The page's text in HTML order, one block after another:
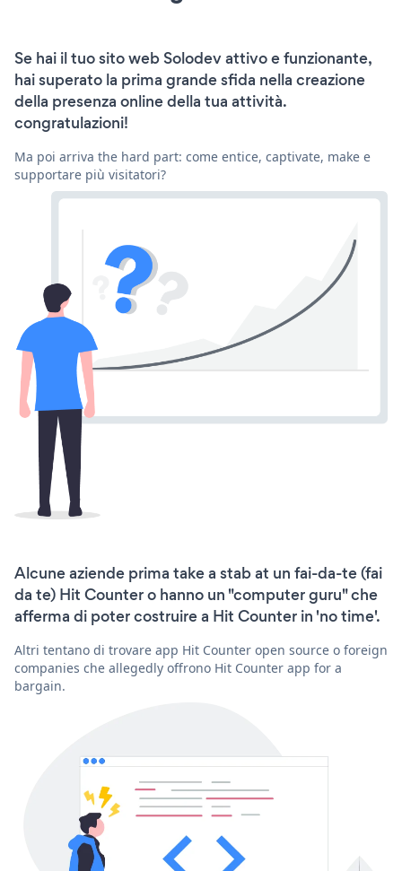
Se hai il tuo sito web Solodev attivo e funzionante,
hai superato la prima grande sfida nella creazione
della presenza online della tua attività.
congratulazioni!
Ma poi arriva the hard part: come entice, captivate, make e
supportare più visitatori?
Alcune aziende prima take a stab at un fai-da-te (fai
da te) Hit Counter o hanno un "computer guru" che
afferma di poter costruire a Hit Counter in 'no time'.
Altri tentano di trovare app Hit Counter open source o foreign
companies che allegedly offrono Hit Counter app for a
bargain.